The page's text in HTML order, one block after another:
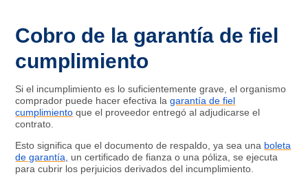
Cobro de la garantía de fiel
cumplimiento
Si el incumplimiento es lo suficientemente grave, el organismo
comprador puede hacer efectiva la garantía de fiel
cumplimiento que el proveedor entregó al adjudicarse el
contrato.
Esto significa que el documento de respaldo, ya sea una boleta
de garantía, un certificado de fianza o una póliza, se ejecuta
para cubrir los perjuicios derivados del incumplimiento.